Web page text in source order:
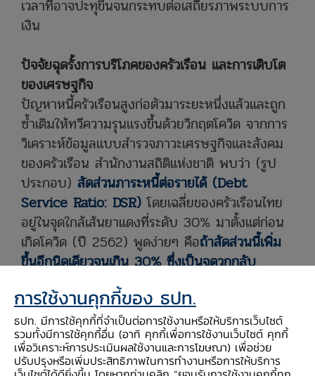
เวลาที่อาจปะทุขึ้นจนกระทบต่อเสถียรภาพระบบการ
เงิน
ปัจจัยฉุดรั้งการบริโภคของครัวเรือน และการเติบโต
ของเศรษฐกิจ
ปัญหาหนี้ครัวเรือนสูงก่อตัวมาระยะหนึ่งแล้วและถูก
ซ้ำเติมให้ทวีความรุนแรงขึ้นด้วยวิกฤตโควิด จากการ
วิเคราะห์ข้อมูลแบบสำรวจภาวะเศรษฐกิจและสังคม
ของครัวเรือน สำนักงานสถิติแห่งชาติ พบว่า (รูป
ประกอบ) สัดส่วนภาระหนี้ต่อรายได้ (Debt
Service Ratio: DSR)โดยเฉลี่ยของครัวเรือนไทย
อยู่ในจุดใกล้เส้นยาแดงที่ระดับ 30% มาตั้งแต่ก่อน
เกิดโควิด (ปี 2562) พูดง่ายๆ คือถ้าสัดส่วนนี้เพิ่ม
ขึ้นอีกนิดเดียวจนเกิน30% ซึ่งเป็นจุดวกกลับ
(turning point) การก่อหนี้ก็จะเปลี่ยนบทบาท
จากการกระตุ้นเป็นการฉุดรั้งการบริโภคของครัวเรือน
และเมื่อเกิดวิกฤตโควิดช่วงปี 2563 – 2564
เศรษฐกิจไทยถูกกระทบรุนแรง รายได้ครัวเรือนหาย
ไปมาก ครัวเรือนจำเป็นต้องกู้ยืมเพื่อพยุงกำลังซื้อ
การใช้งานคุกกี้ของ ธปท.
ธปท. มีการใช้คุกกี้ที่จำเป็นต่อการใช้งานหรือให้บริการเว็บไซต์
รวมทั้งมีการใช้คุกกี้อื่น (อาทิ คุกกี้เพื่อการใช้งานเว็บไซต์ คุกกี้
เพื่อวิเคราะห์การประเมินผลใช้งานและการโฆษณา) เพื่อช่วย
ปรับปรุงหรือเพิ่มประสิทธิภาพในการทำงานหรือการให้บริการ